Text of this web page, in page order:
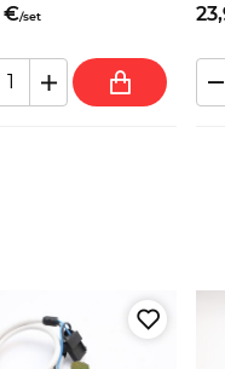
€/set 23,